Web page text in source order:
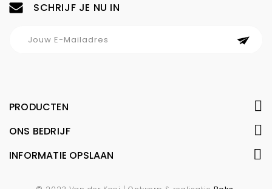
SCHRIJF JE NU IN
PRODUCTEN
ONS BEDRIJF
INFORMATIE OPSLAAN